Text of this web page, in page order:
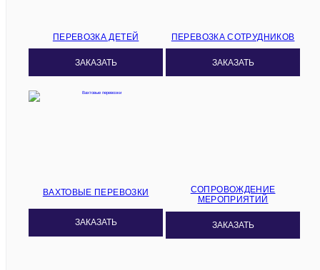
ПЕРЕВОЗКА ДЕТЕЙ
ЗАКАЗАТЬ
ПЕРЕВОЗКА СОТРУДНИКОВ
ЗАКАЗАТЬ
ВАХТОВЫЕ ПЕРЕВОЗКИ
ЗАКАЗАТЬ
СОПРОВОЖДЕНИЕ
МЕРОПРИЯТИЙ
ЗАКАЗАТЬ